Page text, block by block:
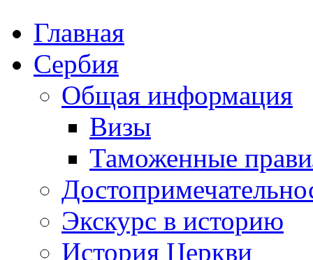
Главная
Сербия
Общая информация
Визы
Таможенные
Экскурс в историю
История Церкви